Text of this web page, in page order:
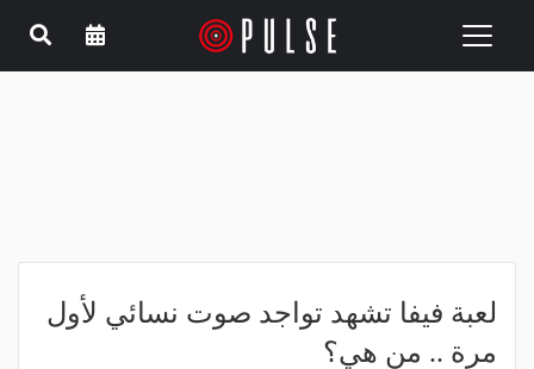
Toggle
لعبة فيفا تشهد تواجد صوت نسائي لأول
مرة .. من هي؟